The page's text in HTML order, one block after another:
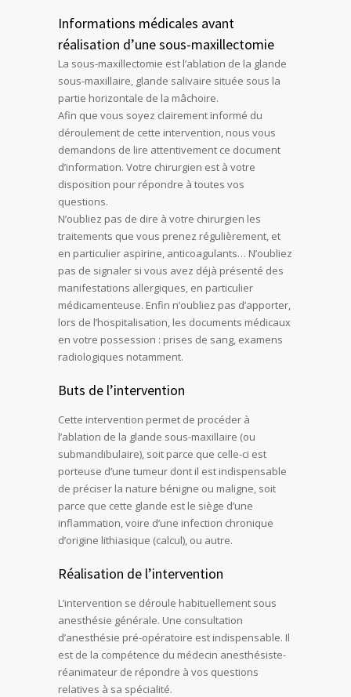
Informations médicales avant
réalisation d’une sous-maxillectomie
La sous-maxillectomie est l’ablation de la glande
sous-maxillaire, glande salivaire située sous la
partie horizontale de la mâchoire.
Afin que vous soyez clairement informé du
déroulement de cette intervention, nous vous
demandons de lire attentivement ce document
d’information. Votre chirurgien est à votre
disposition pour répondre à toutes vos
questions.
N’oubliez pas de dire à votre chirurgien les
traitements que vous prenez régulièrement, et
en particulier aspirine, anticoagulants… N’oubliez
pas de signaler si vous avez déjà présenté des
manifestations allergiques, en particulier
médicamenteuse. Enfin n’oubliez pas d’apporter,
lors de l’hospitalisation, les documents médicaux
en votre possession : prises de sang, examens
radiologiques notamment.
Buts de l’intervention
Cette intervention permet de procéder à
l’ablation de la glande sous-maxillaire (ou
submandibulaire), soit parce que celle-ci est
porteuse d’une tumeur dont il est indispensable
de préciser la nature bénigne ou maligne, soit
parce que cette glande est le siège d’une
inflammation, voire d’une infection chronique
d’origine lithiasique (calcul), ou autre.
Réalisation de l’intervention
L’intervention se déroule habituellement sous
anesthésie générale. Une consultation
d’anesthésie pré-opératoire est indispensable. Il
est de la compétence du médecin anesthésiste-
réanimateur de répondre à vos questions
relatives à sa spécialité.